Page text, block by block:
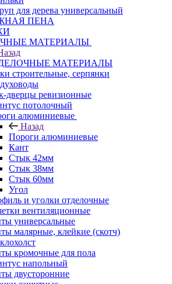
для дерева универсальный
ПЕНА
МАТЕРИАЛЫ
МАТЕРИАЛЫ
строительные, серпянки
дверцы ревизионные
потолочный
алюминиевые
Назад
Пороги алюминиевые
Кант
Стык 42мм
Стык 38мм
Стык 60мм
Угол
и уголки отделочные
вентиляционные
универсальные
малярные, клейкие (скотч)
кромочные для пола
напольный
двусторонние